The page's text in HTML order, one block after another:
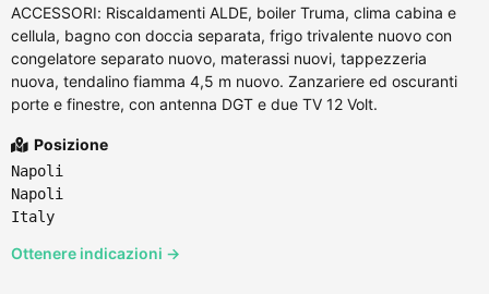
ACCESSORI: Riscaldamenti ALDE, boiler Truma, clima cabina e
cellula, bagno con doccia separata, frigo trivalente nuovo con
congelatore separato nuovo, materassi nuovi, tappezzeria
nuova, tendalino fiamma 4,5 m nuovo. Zanzariere ed oscuranti
porte e finestre, con antenna DGT e due TV 12 Volt.
Posizione
Napoli
Napoli
Italy
Ottenere indicazioni →